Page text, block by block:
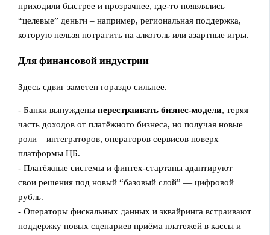
приходили быстрее и прозрачнее, где‑то появлялись
“целевые” деньги – например, региональная поддержка,
которую нельзя потратить на алкоголь или азартные игры.
Для финансовой индустрии
Здесь сдвиг заметен гораздо сильнее.
- Банки вынужденыперестраивать бизнес‑модели, теряя
часть доходов от платёжного бизнеса, но получая новые
роли – интеграторов, операторов сервисов поверх
платформы ЦБ.
- Платёжные системы и финтех‑стартапы адаптируют
свои решения под новый “базовый слой” — цифровой
рубль.
- Операторы фискальных данных и эквайринга встраивают
поддержку новых сценариев приёма платежей в кассы и